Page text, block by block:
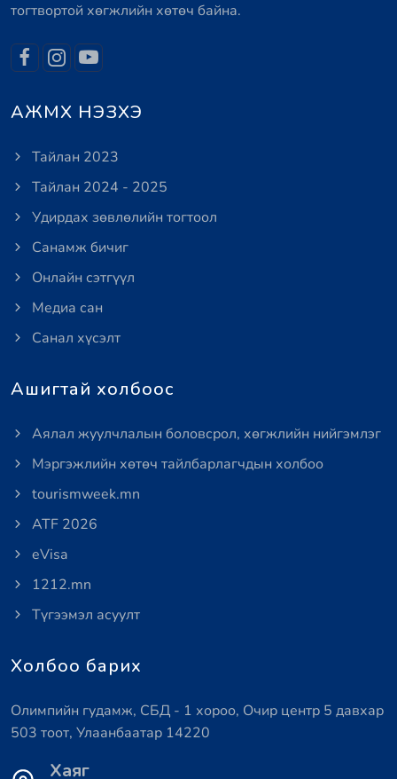
тогтвортой хөгжлийн хөтөч байна.
АЖМХ НЭЗХЭ
Тайлан 2023
Тайлан 2024 - 2025
Удирдах зөвлөлийн тогтоол
Санамж бичиг
Онлайн сэтгүүл
Медиа сан
Санал хүсэлт
Ашигтай холбоос
Аялал жуулчлалын боловсрол, хөгжлийн нийгэмлэг
Мэргэжлийн хөтөч тайлбарлагчдын холбоо
tourismweek.mn
ATF 2026
eVisa
1212.mn
Түгээмэл асуулт
Холбоо барих
Олимпийн гудамж, СБД - 1 хороо, Очир центр 5 давхар
503 тоот, Улаанбаатар 14220
Хаяг